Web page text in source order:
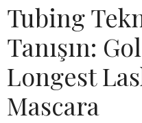
Tubing
Tanışın:
Longest
Mascara